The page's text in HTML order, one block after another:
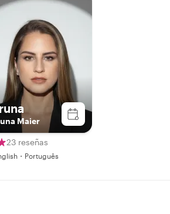
Maier
23 reseñas
・Português